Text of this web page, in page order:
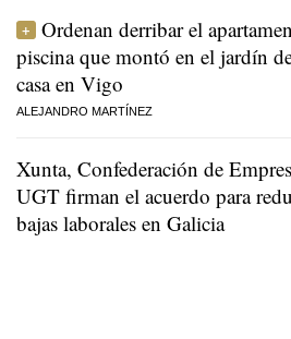
Ordenan derribar el
piscina que montó en el jardín
casa en Vigo
ALEJANDRO MARTÍNEZ
Xunta, Confederación de
UGT firman el acuerdo para
bajas laborales en Galicia